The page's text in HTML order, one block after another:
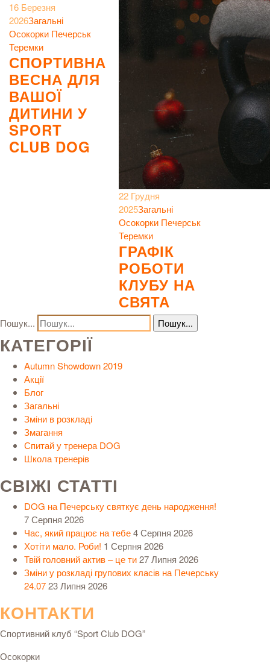
16 Березня
2026Загальні
Осокорки Печерськ
Теремки
СПОРТИВНА
ВЕСНА ДЛЯ
ВАШОЇ
ДИТИНИ У
SPORT
CLUB DOG
22 Грудня
2025Загальні
Осокорки Печерськ
Теремки
ГРАФІК
РОБОТИ
КЛУБУ НА
СВЯТА
Пошук...
КАТЕГОРІЇ
Autumn Showdown 2019
Акції
Блог
Загальні
Зміни в розкладі
Змагання
Спитай у тренера DOG
Школа тренерів
СВІЖІ СТАТТІ
DOG на Печерську святкує день народження!
7 Серпня 2026
Час, який працює на тебе4 Серпня 2026
Хотіти мало. Роби! 1 Серпня 2026
Твій головний актив – це ти27 Липня 2026
Зміни у розкладі групових класів на Печерську
24.0723 Липня 2026
КОНТАКТИ
Спортивний клуб “Sport Club DOG”
Осокорки